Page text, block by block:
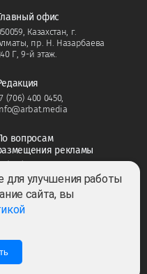
офис
Казахстан, г.
пр. Н. Назарбаева
Г, 9-й этаж.
(706) 400 0450,
вопросам
рекламы
— ТОО «ARBAT MEDIA
улучшения работы
сайта, вы